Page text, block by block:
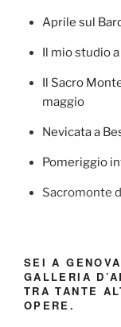
Aprile sul
Il mio studio
Il Sacro
maggio
Nevicata a
Pomeriggio
Sacromonte
SEI A
GALLERIA
TRA TANTE
OPERE.